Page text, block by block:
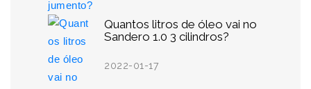
Quantos litros de óleo vai no
Sandero 1.0 3 cilindros?
2022-01-17